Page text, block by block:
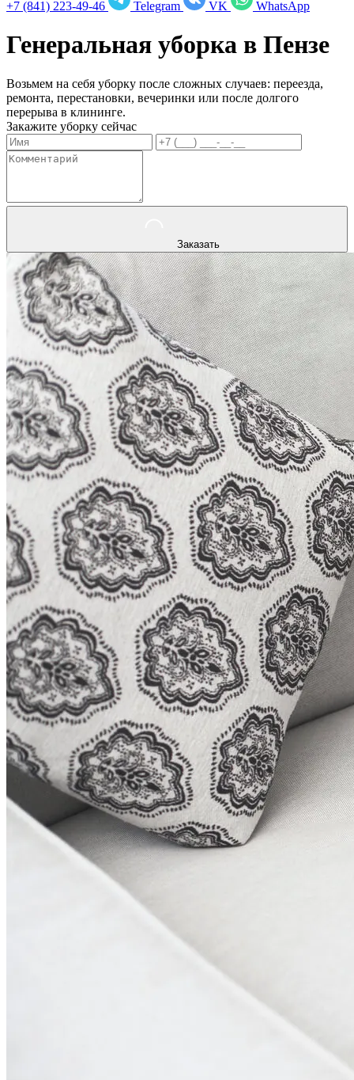
+7 (841) 223-49-46 Telegram VK WhatsApp
Генеральная уборка в Пензе
Возьмем на себя уборку после сложных случаев: переезда,
ремонта, перестановки, вечеринки или после долгого
перерыва в клининге.
Закажите уборку сейчас
Заказать